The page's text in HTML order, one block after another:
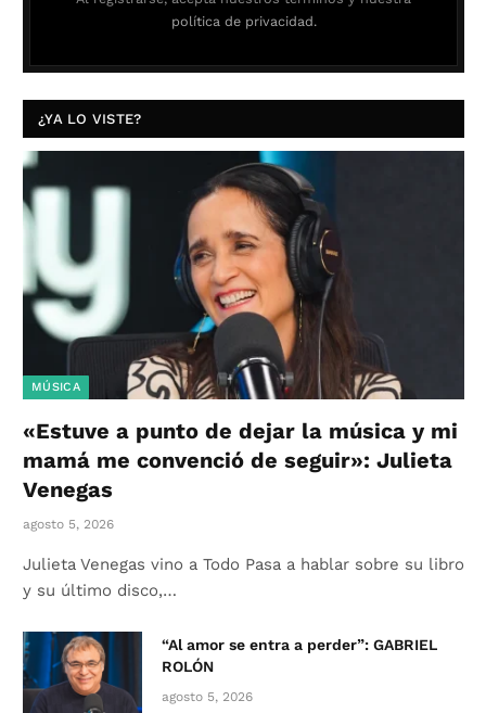
política de privacidad.
¿YA LO VISTE?
MÚSICA
«Estuve a punto de dejar la música y mi
mamá me convenció de seguir»: Julieta
Venegas
agosto 5, 2026
Julieta Venegas vino a Todo Pasa a hablar sobre su libro
y su último disco,…
“Al amor se entra a perder”: GABRIEL
ROLÓN
agosto 5, 2026